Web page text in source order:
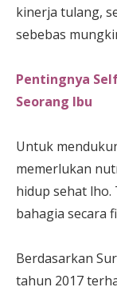
kinerja tulang,
sebebas
Pentingnya
Seorang Ibu
Untuk
memerlukan
hidup sehat
bahagia secara
Berdasarkan
tahun 2017